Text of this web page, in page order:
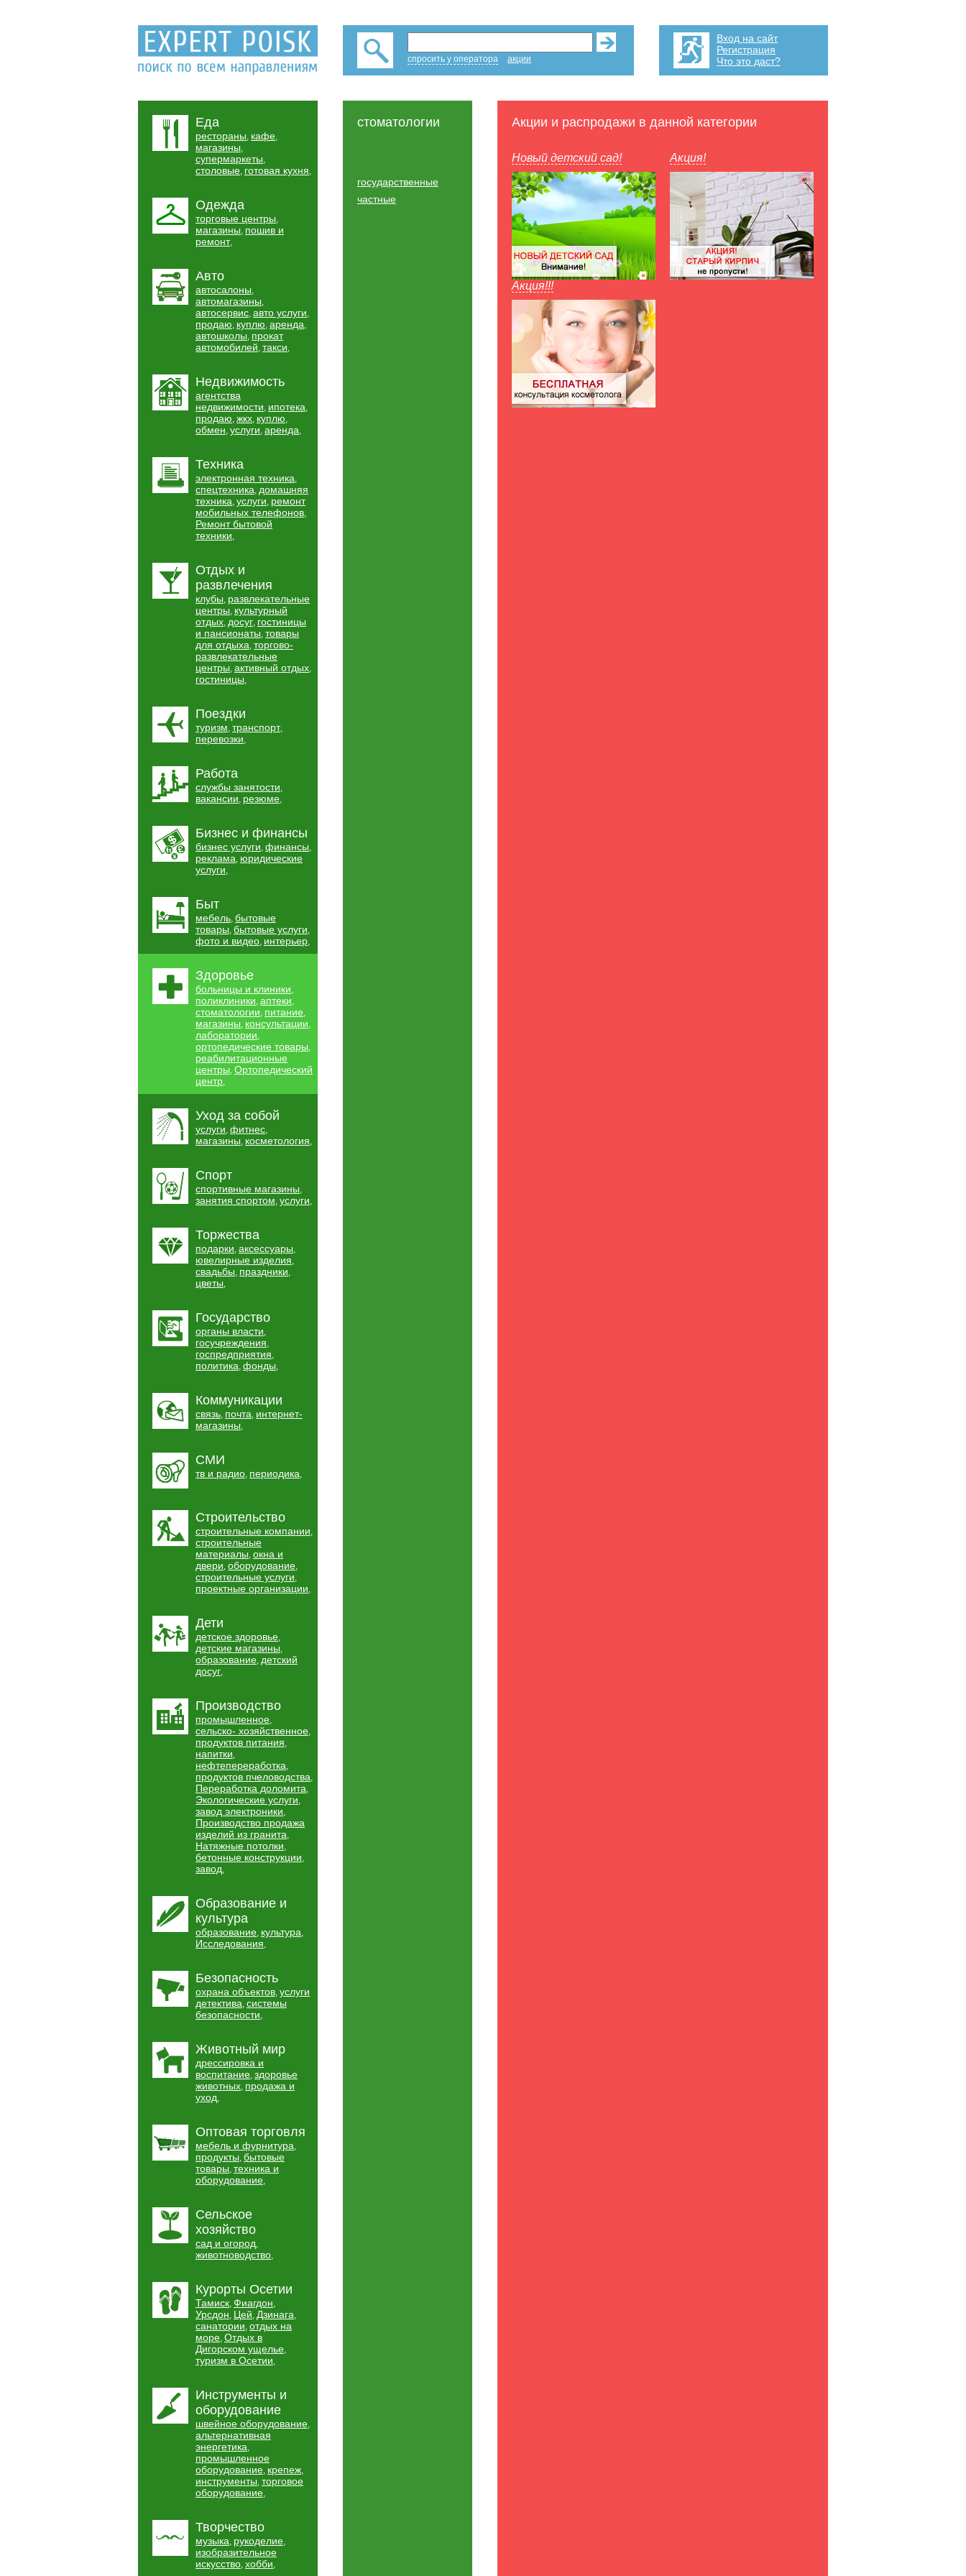
спросить у оператора акции
Вход на сайт
Регистрация
Что это даст?
Еда
рестораны, кафе,
магазины,
супермаркеты,
столовые, готовая кухня,
Одежда
торговые центры,
магазины, пошив и
ремонт,
Авто
автосалоны,
автомагазины,
автосервис, авто услуги,
продаю, куплю, аренда,
автошколы, прокат
автомобилей, такси,
Недвижимость
агентства
недвижимости, ипотека,
продаю, жкх, куплю,
обмен, услуги, аренда,
Техника
электронная техника,
спецтехника, домашняя
техника, услуги, ремонт
мобильных телефонов,
Ремонт бытовой
техники,
Отдых и
развлечения
клубы, развлекательные
центры, культурный
отдых, досуг, гостиницы
и пансионаты, товары
для отдыха, торгово-
развлекательные
центры, активный отдых,
гостиницы,
Поездки
туризм, транспорт,
перевозки,
Работа
службы занятости,
вакансии, резюме,
Бизнес и финансы
бизнес услуги, финансы,
реклама, юридические
услуги,
Быт
мебель, бытовые
товары, бытовые услуги,
фото и видео, интерьер,
Здоровье
больницы и клиники,
поликлиники, аптеки,
стоматологии, питание,
магазины, консультации,
лаборатории,
ортопедические товары,
реабилитационные
центры, Ортопедический
центр,
Уход за собой
услуги, фитнес,
магазины, косметология,
Спорт
спортивные магазины,
занятия спортом, услуги,
Торжества
подарки, аксессуары,
ювелирные изделия,
свадьбы, праздники,
цветы,
Государство
органы власти,
госучреждения,
госпредприятия,
политика, фонды,
Коммуникации
связь, почта, интернет-
магазины,
СМИ
тв и радио, периодика,
Строительство
строительные компании,
строительные
материалы, окна и
двери, оборудование,
строительные услуги,
проектные организации,
Дети
детское здоровье,
детские магазины,
образование, детский
досуг,
Производство
промышленное,
сельско- хозяйственное,
продуктов питания,
напитки,
нефтепереработка,
продуктов пчеловодства,
Переработка доломита,
Экологические услуги,
завод электроники,
Производство продажа
изделий из гранита,
Натяжные потолки,
бетонные конструкции,
завод,
Образование и
культура
образование, культура,
Исследования,
Безопасность
охрана объектов, услуги
детектива, системы
безопасности,
Животный мир
дрессировка и
воспитание, здоровье
животных, продажа и
уход,
Оптовая торговля
мебель и фурнитура,
продукты, бытовые
товары, техника и
оборудование,
Сельское
хозяйство
сад и огород,
животноводство,
Курорты Осетии
Тамиск, Фиагдон,
Урсдон, Цей, Дзинага,
санатории, отдых на
море, Отдых в
Дигорском ущелье,
туризм в Осетии,
Инструменты и
оборудование
швейное оборудование,
альтернативная
энергетика,
промышленное
оборудование, крепеж,
инструменты, торговое
оборудование,
Творчество
музыка, рукоделие,
изобразительное
искусство, хобби,
стоматологии
государственные
частные
Акции и распродажи в данной категории
Новый детский сад! Акция!
Акция!!!